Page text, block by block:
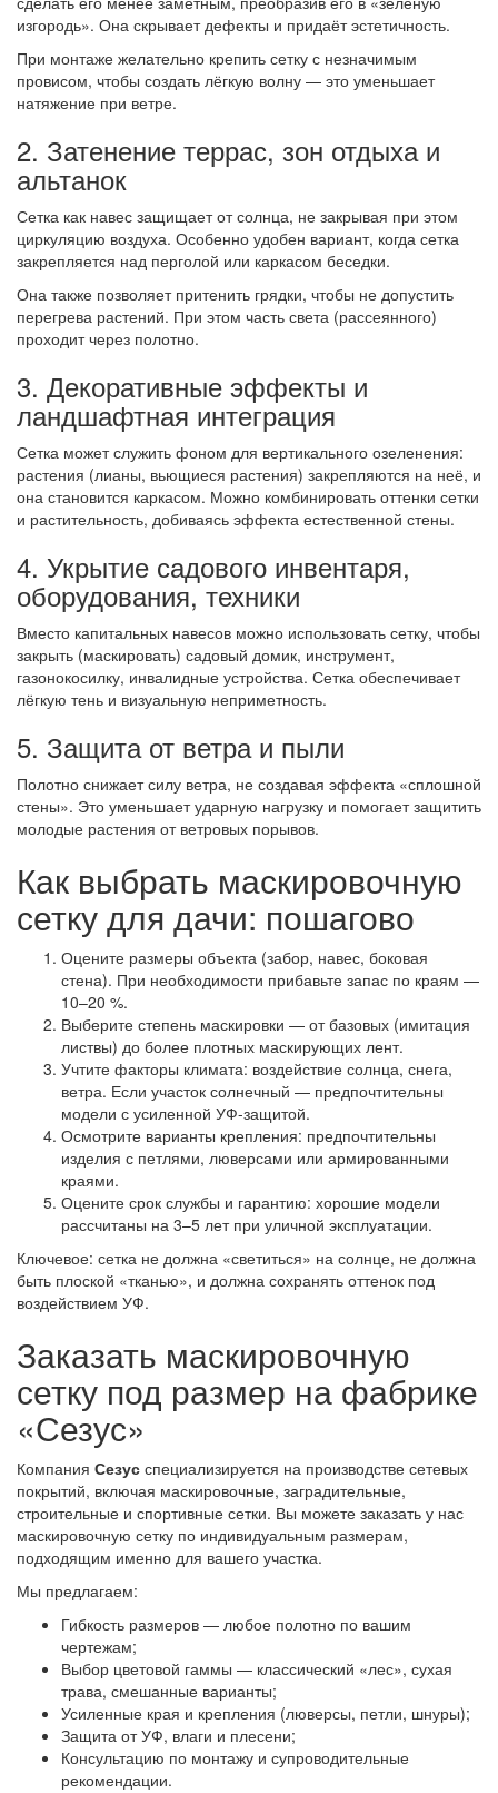
изгородь». Она скрывает дефекты и придаёт эстетичность.
При монтаже желательно крепить сетку с незначимым
провисом, чтобы создать лёгкую волну — это уменьшает
натяжение при ветре.
2. Затенение террас, зон отдыха и
альтанок
Сетка как навес защищает от солнца, не закрывая при этом
циркуляцию воздуха. Особенно удобен вариант, когда сетка
закрепляется над перголой или каркасом беседки.
Она также позволяет притенить грядки, чтобы не допустить
перегрева растений. При этом часть света (рассеянного)
проходит через полотно.
3. Декоративные эффекты и
ландшафтная интеграция
Сетка может служить фоном для вертикального озеленения:
растения (лианы, вьющиеся растения) закрепляются на неё, и
она становится каркасом. Можно комбинировать оттенки сетки
и растительность, добиваясь эффекта естественной стены.
4. Укрытие садового инвентаря,
оборудования, техники
Вместо капитальных навесов можно использовать сетку, чтобы
закрыть (маскировать) садовый домик, инструмент,
газонокосилку, инвалидные устройства. Сетка обеспечивает
лёгкую тень и визуальную неприметность.
5. Защита от ветра и пыли
Полотно снижает силу ветра, не создавая эффекта «сплошной
стены». Это уменьшает ударную нагрузку и помогает защитить
молодые растения от ветровых порывов.
Как выбрать маскировочную
сетку для дачи: пошагово
Оцените размеры объекта (забор, навес, боковая
стена). При необходимости прибавьте запас по краям —
10–20 %.
Выберите степень маскировки — от базовых (имитация
листвы) до более плотных маскирующих лент.
Учтите факторы климата: воздействие солнца, снега,
ветра. Если участок солнечный — предпочтительны
модели с усиленной УФ-защитой.
Осмотрите варианты крепления: предпочтительны
изделия с петлями, люверсами или армированными
краями.
Оцените срок службы и гарантию: хорошие модели
рассчитаны на 3–5 лет при уличной эксплуатации.
Ключевое: сетка не должна «светиться» на солнце, не должна
быть плоской «тканью», и должна сохранять оттенок под
воздействием УФ.
Заказать маскировочную
сетку под размер на фабрике
«Сезус»
Компания Сезус специализируется на производстве сетевых
покрытий, включая маскировочные, заградительные,
строительные и спортивные сетки. Вы можете заказать у нас
маскировочную сетку по индивидуальным размерам,
подходящим именно для вашего участка.
Мы предлагаем:
Гибкость размеров — любое полотно по вашим
чертежам;
Выбор цветовой гаммы — классический «лес», сухая
трава, смешанные варианты;
Усиленные края и крепления (люверсы, петли, шнуры);
Защита от УФ, влаги и плесени;
Консультацию по монтажу и супроводительные
рекомендации.